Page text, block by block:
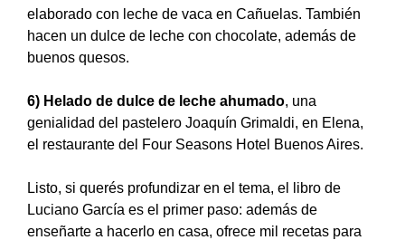
elaborado con leche de vaca en Cañuelas. También
hacen un dulce de leche con chocolate, además de
buenos quesos.
6) Helado de dulce de leche ahumado, una
genialidad del pastelero Joaquín Grimaldi, en Elena,
el restaurante del Four Seasons Hotel Buenos Aires.
Listo, si querés profundizar en el tema, el libro de
Luciano García es el primer paso: además de
enseñarte a hacerlo en casa, ofrece mil recetas para